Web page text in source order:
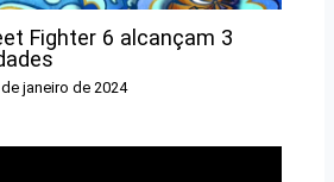
Fighter 6 alcançam 3
de janeiro de 2024